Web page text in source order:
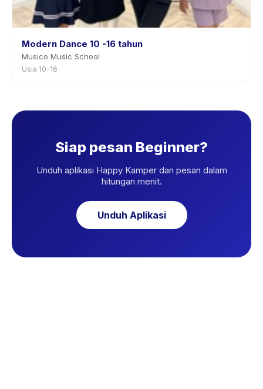
Modern Dance 10 -16 tahun
Musico Music School
Usia 10–16
Siap pesan Beginner?
Unduh aplikasi Happy Kamper dan pesan dalam
hitungan menit.
Unduh Aplikasi